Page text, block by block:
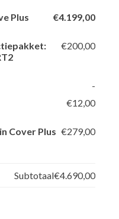
Plus
€4.199,00
€200,00
-
€12,00
Cover Plus €279,00
Subtotaal€4.690,00